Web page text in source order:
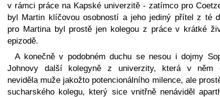
v rámci práce na Kapské univerzitě - zatímco pro
byl Martin klíčovou osobností a jeho jediný přítel z té
pro Martina byl prostě jen kolegou z práce v krátké
epizodě.
A konečně v podobném duchu se nesou i dojmy
Johnovy další kolegyně z univerzity, která v něm
neviděla muže jakožto potencionálního milence, ale
sucharského kolegu, který sice vnitřně nenáviděl